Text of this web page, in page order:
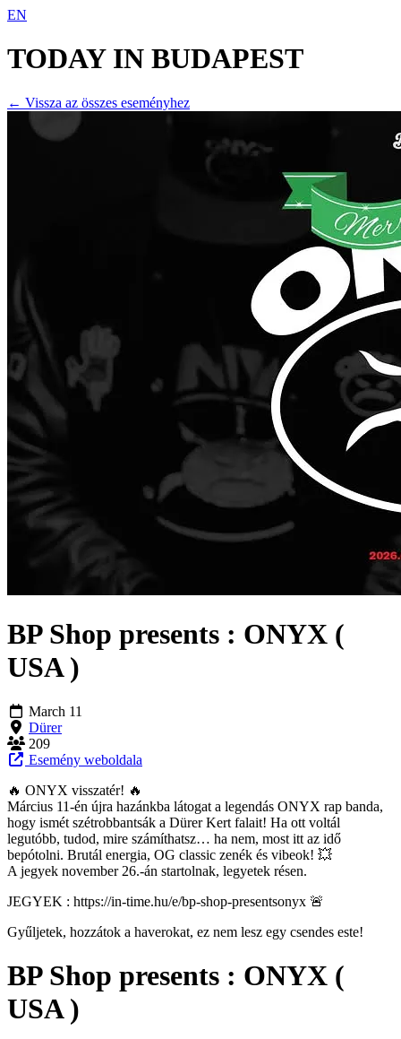
EN
TODAY IN BUDAPEST
← Vissza az összes eseményhez
BP Shop presents : ONYX (
USA )
March 11
Dürer
209
Esemény weboldala
🔥 ONYX visszatér! 🔥
Március 11-én újra hazánkba látogat a legendás ONYX rap banda,
hogy ismét szétrobbantsák a Dürer Kert falait! Ha ott voltál
legutóbb, tudod, mire számíthatsz… ha nem, most itt az idő
bepótolni. Brutál energia, OG classic zenék és vibeok! 💥
A jegyek november 26.-án startolnak, legyetek résen.
JEGYEK : https://in-time.hu/e/bp-shop-presentsonyx 🚨
Gyűljetek, hozzátok a haverokat, ez nem lesz egy csendes este!
BP Shop presents : ONYX (
USA )